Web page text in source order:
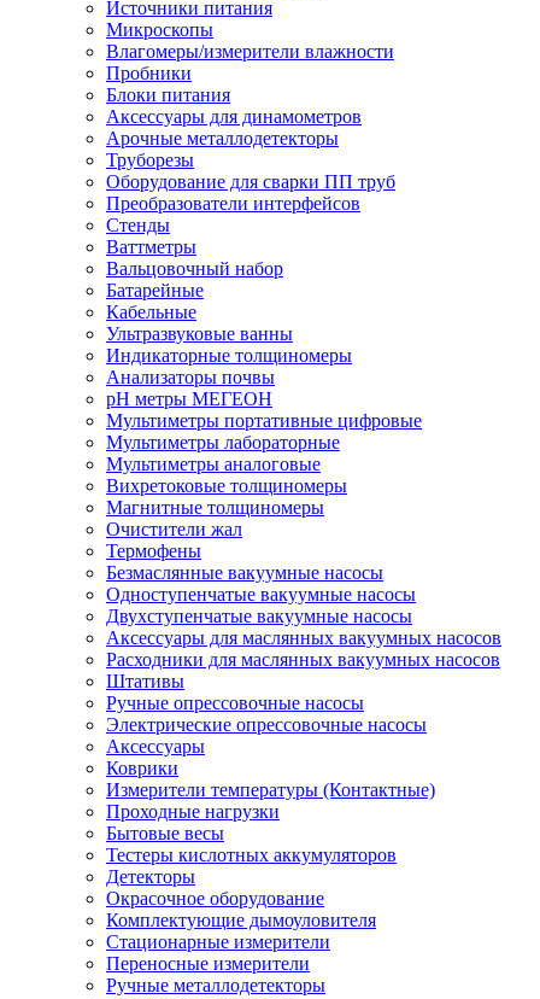
Источники питания
Микроскопы
Влагомеры/измерители влажности
Пробники
Блоки питания
Аксессуары для динамометров
Арочные металлодетекторы
Труборезы
Оборудование для сварки ПП труб
Преобразователи интерфейсов
Стенды
Ваттметры
Вальцовочный набор
Батарейные
Кабельные
Ультразвуковые ванны
Индикаторные толщиномеры
Анализаторы почвы
рН метры МЕГЕОН
Мультиметры портативные цифровые
Мультиметры лабораторные
Мультиметры аналоговые
Вихретоковые толщиномеры
Магнитные толщиномеры
Очистители жал
Термофены
Безмаслянные вакуумные насосы
Одноступенчатые вакуумные насосы
Двухступенчатые вакуумные насосы
Аксессуары для маслянных вакуумных насосов
Расходники для маслянных вакуумных насосов
Штативы
Ручные опрессовочные насосы
Электрические опрессовочные насосы
Аксессуары
Коврики
Измерители температуры (Контактные)
Проходные нагрузки
Бытовые весы
Тестеры кислотных аккумуляторов
Детекторы
Окрасочное оборудование
Комплектующие дымоуловителя
Стационарные измерители
Переносные измерители
Ручные металлодетекторы